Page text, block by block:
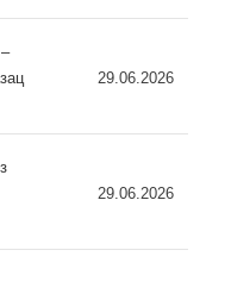
29.06.2026
29.06.2026